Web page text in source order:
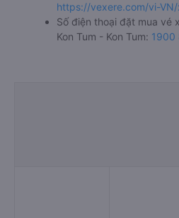
https://vexere.com/vi-
Số điện thoại đặt mua vé
Kon Tum - Kon Tum: 1900